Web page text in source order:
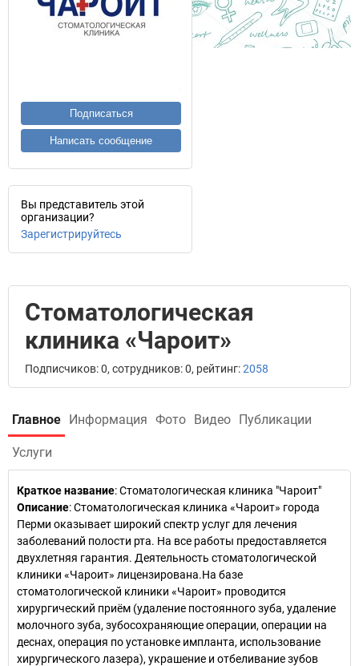
Подписаться
Написать сообщение
Вы представитель этой
организации?
Зарегистрируйтесь
Стоматологическая
клиника «Чароит»
Подписчиков: 0, сотрудников: 0, рейтинг:2058
Главное Информация Фото Видео Публикации
Услуги
Краткое название:Стоматологическая клиника "Чароит"
Описание: Стоматологическая клиника «Чароит» города
Перми оказывает широкий спектр услуг для лечения
заболеваний полости рта. На все работы предоставляется
двухлетняя гарантия. Деятельность стоматологической
клиники «Чароит» лицензирована.На базе
стоматологической клиники «Чароит» проводится
хирургический приём (удаление постоянного зуба, удаление
молочного зуба, зубосохраняющие операции, операции на
деснах, операция по установке импланта, использование
хирургического лазера), украшение и отбеливание зубов